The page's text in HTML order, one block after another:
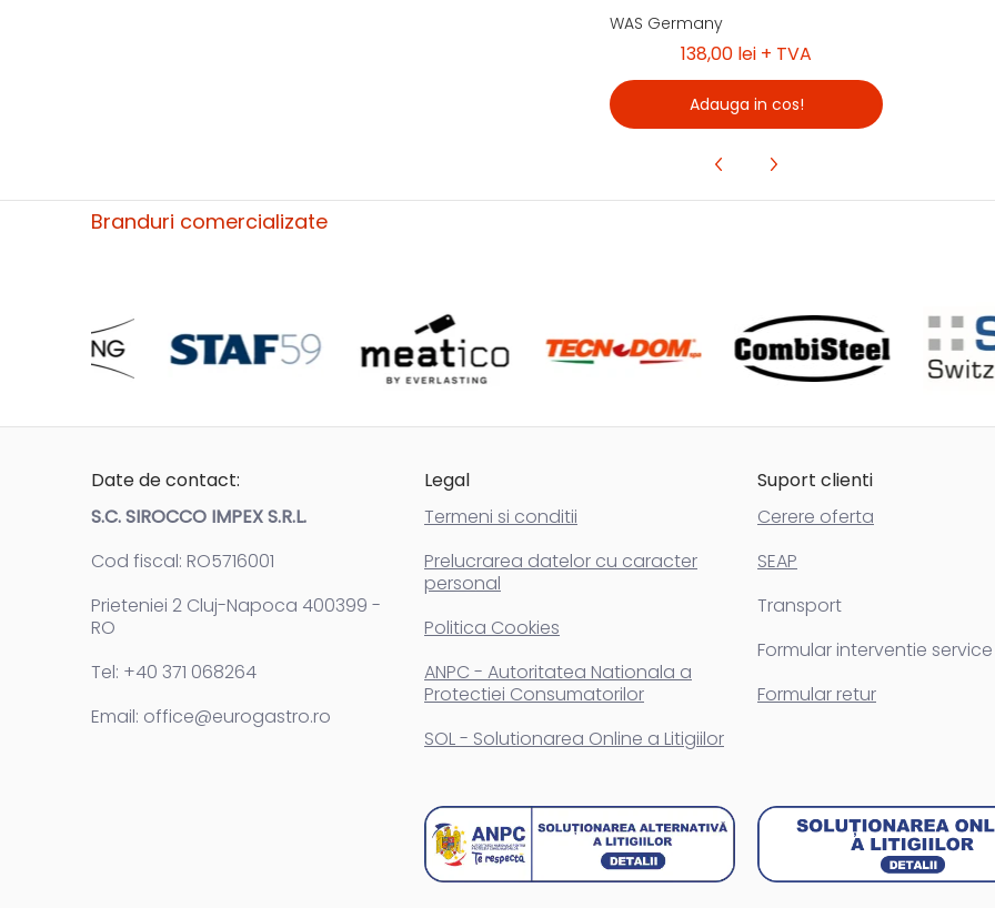
WAS Germany
138,00 lei + TVA
Adauga in cos!
Branduri comercializate
Date de contact:
S.C. SIROCCO IMPEX S.R.L.
Cod fiscal: RO5716001
Prieteniei 2 Cluj-Napoca 400399 -
RO
Tel: +40 371 068264
Email: office@eurogastro.ro
Legal
Termeni si conditii
Prelucrarea datelor cu caracter
personal
Politica Cookies
ANPC - Autoritatea Nationala a
Protectiei Consumatorilor
SOL - Solutionarea Online a Litigiilor
Suport clienti
Cerere oferta
SEAP
Transport
Formular interventie service
Formular retur